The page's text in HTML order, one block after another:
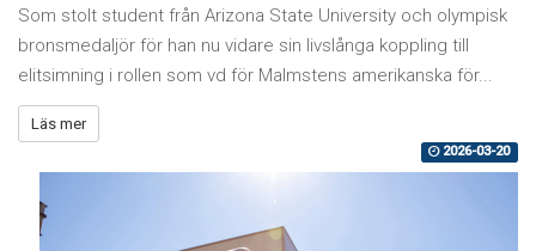
Som stolt student från Arizona State University och olympisk
bronsmedaljör för han nu vidare sin livslånga koppling till
elitsimning i rollen som vd för Malmstens amerikanska för...
Läs mer
2026-03-20